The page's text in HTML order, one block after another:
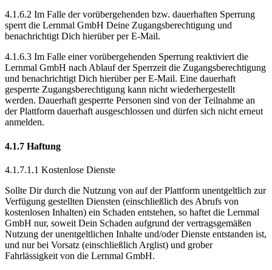
4.1.6.2 Im Falle der vorübergehenden bzw. dauerhaften Sperrung
sperrt die Lernmal GmbH Deine Zugangsberechtigung und
benachrichtigt Dich hierüber per E-Mail.
4.1.6.3 Im Falle einer vorübergehenden Sperrung reaktiviert die
Lernmal GmbH nach Ablauf der Sperrzeit die Zugangsberechtigung
und benachrichtigt Dich hierüber per E-Mail. Eine dauerhaft
gesperrte Zugangsberechtigung kann nicht wiederhergestellt
werden. Dauerhaft gesperrte Personen sind von der Teilnahme an
der Plattform dauerhaft ausgeschlossen und dürfen sich nicht erneut
anmelden.
4.1.7 Haftung
4.1.7.1.1 Kostenlose Dienste
Sollte Dir durch die Nutzung von auf der Plattform unentgeltlich zur
Verfügung gestellten Diensten (einschließlich des Abrufs von
kostenlosen Inhalten) ein Schaden entstehen, so haftet die Lernmal
GmbH nur, soweit Dein Schaden aufgrund der vertragsgemäßen
Nutzung der unentgeltlichen Inhalte und/oder Dienste entstanden ist,
und nur bei Vorsatz (einschließlich Arglist) und grober
Fahrlässigkeit von die Lernmal GmbH.